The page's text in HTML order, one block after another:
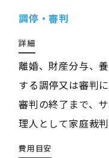
調停・審判
詳細
離婚、財産分与、
する調停又は審判
審判の終了まで、
理人として家庭裁
費用目安